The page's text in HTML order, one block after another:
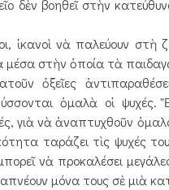
δὲν βοηθεῖ στὴν
νὰ παλεύουν στὴ
μέσα στὴν ὁποία τὰ
ὀξεῖες
ὁμαλὰ οἱ
γιὰ νὰ ἀναπτυχθοῦν
ταράζει τὶς ψυχές
νὰ προκαλέσει
μόνα τους σὲ μιὰ